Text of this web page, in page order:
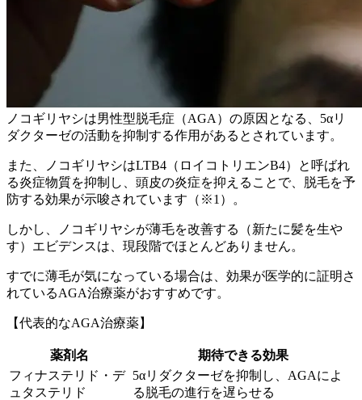
ノコギリヤシは男性型脱毛症（AGA）の原因となる、5αリ
ダクターゼの活動を抑制する作用があるとされています。
また、ノコギリヤシはLTB4（ロイコトリエンB4）と呼ばれ
る炎症物質を抑制し、頭皮の炎症を抑えることで、脱毛を予
防する効果が示唆されています（※1）。
しかし、ノコギリヤシが薄毛を改善する（新たに髪を生や
す）エビデンスは、現段階でほとんどありません。
すでに薄毛が気になっている場合は、効果が医学的に証明さ
れているAGA治療薬がおすすめです。
【代表的なAGA治療薬】
薬剤名
期待できる効果
フィナステリド・デ
ュタステリド
5αリダクターゼを抑制し、AGAによ
る脱毛の進行を遅らせる